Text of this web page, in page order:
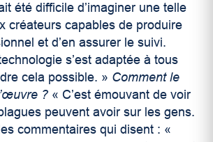
été difficile d’imaginer une telle
créateurs capables de produire
et d’en assurer le suivi.
s’est adaptée à tous
cela possible. » Comment le
? « C’est émouvant de voir
peuvent avoir sur les gens.
commentaires qui disent : «